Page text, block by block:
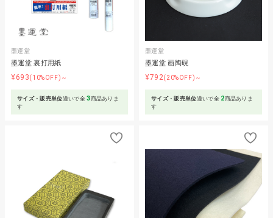
墨運堂
墨運堂 裏打用紙
¥693(10%OFF)～
サイズ・販売単位違いで全3商品ありま
す
墨運堂
墨運堂 画陶硯
¥792(20%OFF)～
サイズ・販売単位違いで全 2商品ありま
す